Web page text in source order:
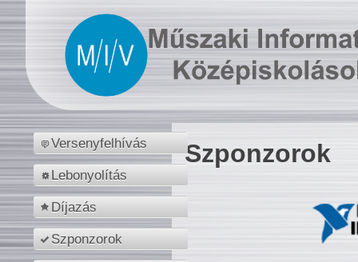
Versenyfelhívás
Lebonyolítás
Díjazás
Szponzorok
Szponzorok